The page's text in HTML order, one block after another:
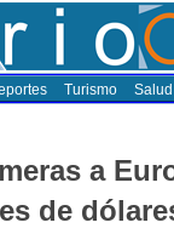
Turismo Salud
a
de